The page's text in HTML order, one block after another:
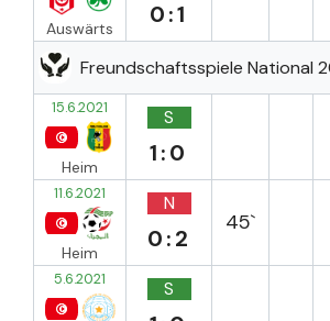
Auswärts 0:1
Freundschaftsspiele National
15.6.2021
Heim
S
1:0
11.6.2021
Heim
N
0:2
45`
5.6.2021 S